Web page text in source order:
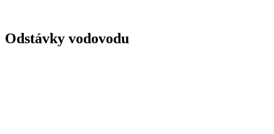
Odstávky vodovodu